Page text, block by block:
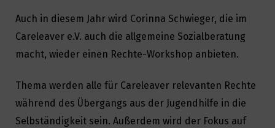
Auch in diesem Jahr wird Corinna Schwieger, die im
Careleaver e.V. auch die allgemeine Sozialberatung
macht, wieder einen Rechte-Workshop anbieten.
Thema werden alle für Careleaver relevanten Rechte
während des Übergangs aus der Jugendhilfe in die
Selbständigkeit sein. Außerdem wird der Fokus auf